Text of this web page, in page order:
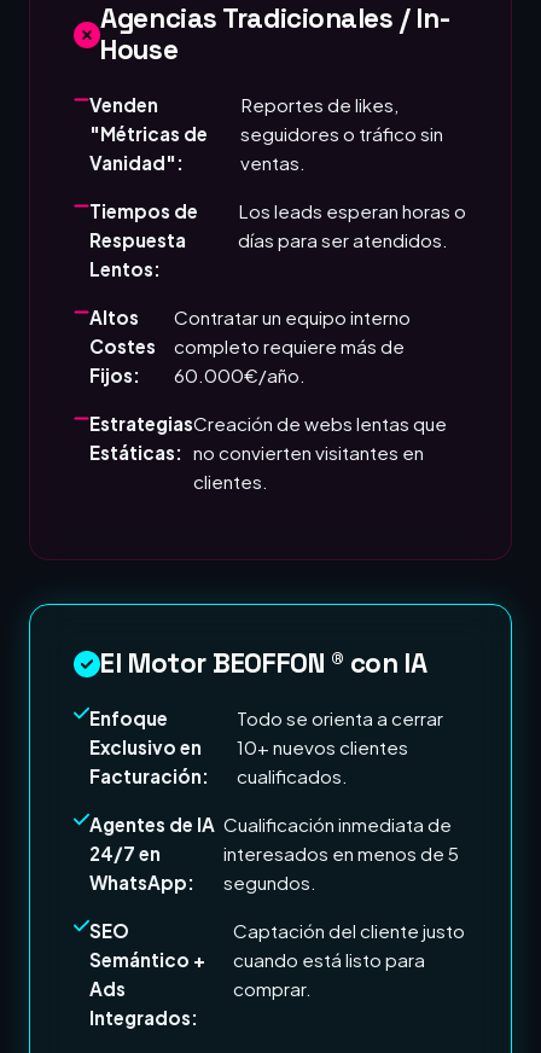
Agencias Tradicionales / In-
House
Venden
"Métricas de
Vanidad":
Reportes de likes,
seguidores o tráfico sin
ventas.
Tiempos de
Respuesta
Lentos:
Los leads esperan horas o
días para ser atendidos.
Altos
Costes
Fijos:
Contratar un equipo interno
completo requiere más de
60.000€/año.
Estrategias
Estáticas:
Creación de webs lentas que
no convierten visitantes en
clientes.
El Motor BEOFFON ® con IA
Enfoque
Exclusivo en
Facturación:
Todo se orienta a cerrar
10+ nuevos clientes
cualificados.
Agentes de IA
24/7 en
WhatsApp:
Cualificación inmediata de
interesados en menos de 5
segundos.
SEO
Semántico +
Ads
Integrados:
Captación del cliente justo
cuando está listo para
comprar.